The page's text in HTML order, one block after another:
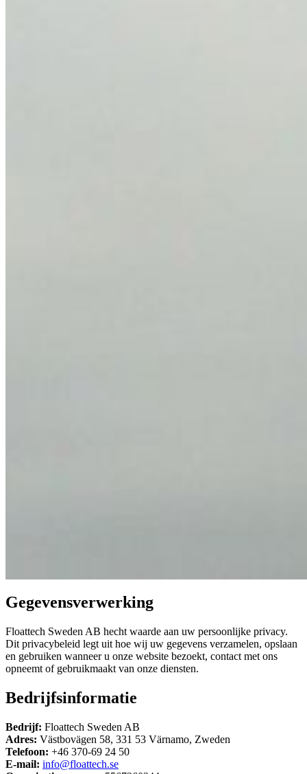
Gegevensverwerking
Floattech Sweden AB hecht waarde aan uw persoonlijke privacy.
Dit privacybeleid legt uit hoe wij uw gegevens verzamelen, opslaan
en gebruiken wanneer u onze website bezoekt, contact met ons
opneemt of gebruikmaakt van onze diensten.
Bedrijfsinformatie
Bedrijf: Floattech Sweden AB
Adres: Västbovägen 58, 331 53 Värnamo, Zweden
Telefoon: +46 370-69 24 50
E-mail: info@floattech.se